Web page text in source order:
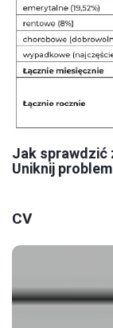
Jak sprawdzić
Uniknij
CV